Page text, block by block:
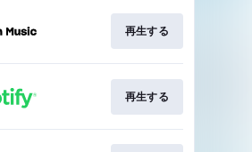
再生する
再生する